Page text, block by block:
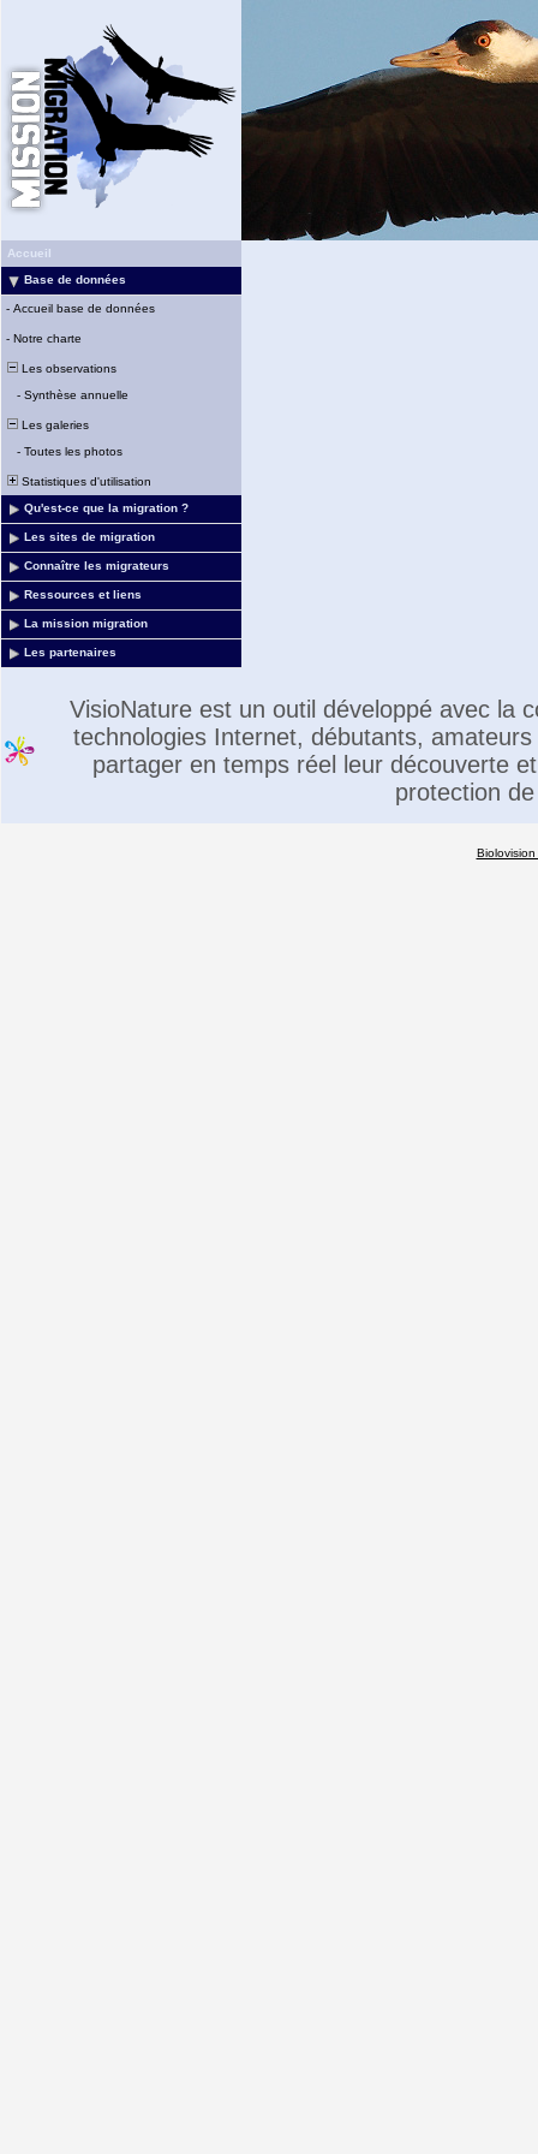
Accueil
Base de données
- Accueil base de données
- Notre charte
Les observations
- Synthèse annuelle
Les galeries
- Toutes les photos
Statistiques d'utilisation
Qu'est-ce que la migration ?
Les sites de migration
Connaître les migrateurs
Ressources et liens
La mission migration
Les partenaires
VisioNature est un outil développé avec la
technologies Internet, débutants,
partager en temps réel leur découverte
protection
Biolovision